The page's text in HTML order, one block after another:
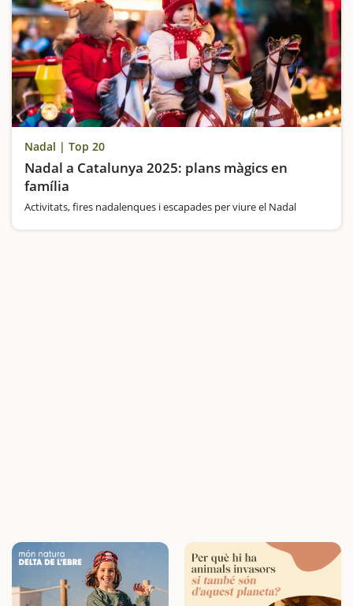
Nadal | Top 20
Nadal a Catalunya 2025: plans màgics en
família
Activitats, fires nadalenques i escapades per viure el Nadal